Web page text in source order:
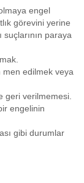
engel
görevini yerine
paraya
men edilmek veya
geri verilmemesi.
engelinin
gibi durumlar